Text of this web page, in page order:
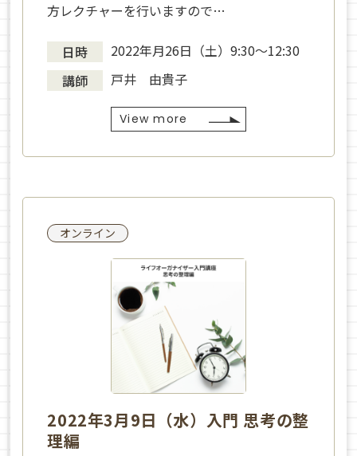
方レクチャーを行いますので…
日時
2022年月26日（土）9:30～12:30
講師
戸井 由貴子
View more
オンライン
2022年3月9日（水）入門 思考の整
理編